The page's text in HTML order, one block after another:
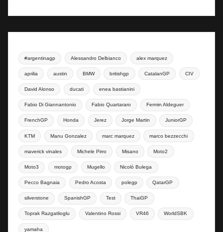
#argentinagp Alessandro Delbianco alex marquez
aprilia austin BMW britishgp CatalanGP CIV
David Alonso ducati enea bastianini
Fabio Di Giannantonio Fabio Quartararo Fermin Aldeguer
FrenchGP Honda Jerez Jorge Martin JuniorGP
KTM Manu Gonzalez marc marquez marco bezzecchi
maverick vinales Michele Pirro Misano Moto2
Moto3 motogp Mugello Nicolò Bulega
Pecco Bagnaia Pedro Acosta polegp QatarGP
silverstone SpanishGP Test ThaiGP
Toprak Razgatlioglu Valentino Rossi VR46 WorldSBK
yamaha